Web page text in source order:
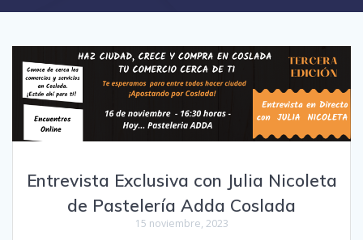
Entrevista Exclusiva con Julia Nicoleta
de Pastelería Adda Coslada
15 noviembre, 2023